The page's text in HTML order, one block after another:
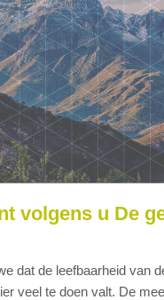
volgens u De
dat de leefbaarheid van
veel te doen valt. De